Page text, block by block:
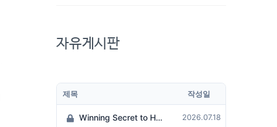
자유게시판
제목 작성일
Winning Secret to Hit the Jackpot! 2026.07.18